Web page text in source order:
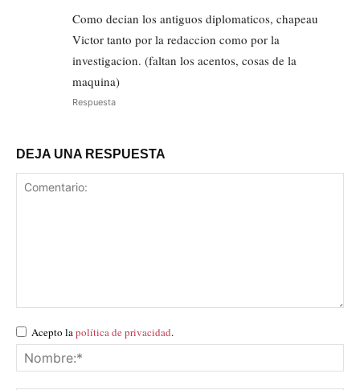
Como decian los antiguos diplomaticos, chapeau
Victor tanto por la redaccion como por la
investigacion. (faltan los acentos, cosas de la
maquina)
Respuesta
DEJA UNA RESPUESTA
Acepto lapolítica de privacidad.